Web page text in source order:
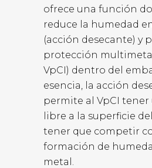
ofrece una función
reduce la humedad
(acción desecante) y
protección
VpCI) dentro del
esencia, la acción
permite al VpCI tener
libre a la superficie
tener que competir
formación de
metal.